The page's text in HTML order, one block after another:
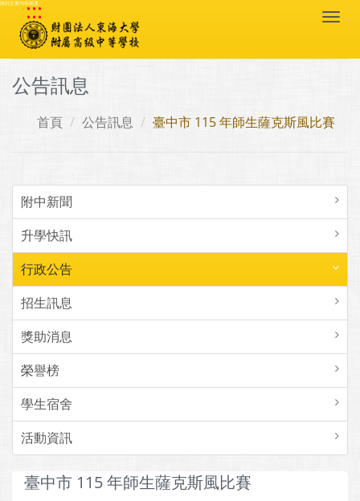
跳到主要內容區塊
:::
公告訊息
首頁 公告訊息 臺中市 115 年師生薩克斯風比賽
附中新聞
升學快訊
行政公告
招生訊息
獎助消息
榮譽榜
學生宿舍
活動資訊
臺中市 115 年師生薩克斯風比賽